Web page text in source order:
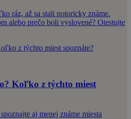
ráz, až sa stali notoricky známe.
alebo prečo boli vyslovené? Otestujte
Koľko z týchto miest
aj menej známe miesta